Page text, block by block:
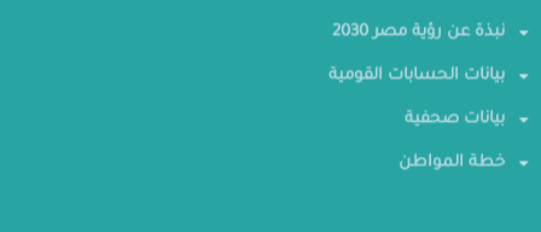
نبذة عن رؤية مصر 2030
بيانات الحسابات القومية
بيانات صحفية
خطة المواطن